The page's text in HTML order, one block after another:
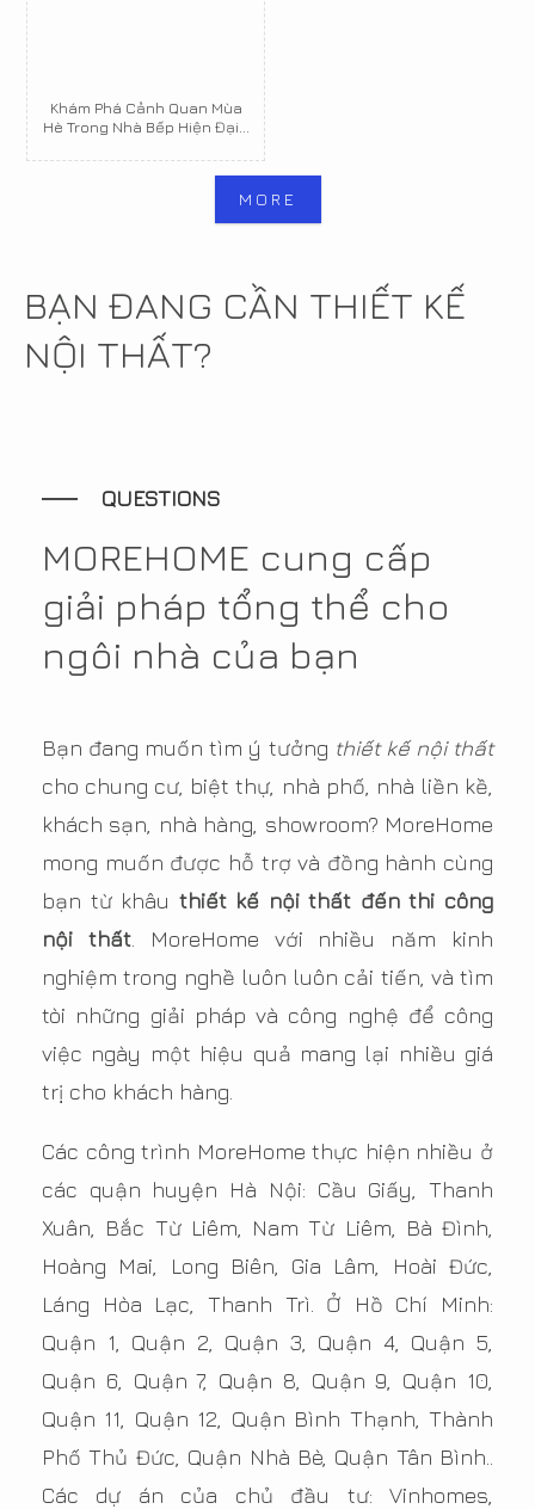
Khám Phá Cảnh Quan Mùa
Hè Trong Nhà Bếp Hiện Đại...
MORE
BẠN ĐANG CẦN THIẾT KẾ
NỘI THẤT?
QUESTIONS
MOREHOME cung cấp
giải pháp tổng thể cho
ngôi nhà của bạn
Bạn đang muốn tìm ý tưởng thiết kế nội thất
cho chung cư, biệt thự, nhà phố, nhà liền kề,
khách sạn, nhà hàng, showroom? MoreHome
mong muốn được hỗ trợ và đồng hành cùng
bạn từ khâu thiết kế nội thất đến thi công
nội thất. MoreHome với nhiều năm kinh
nghiệm trong nghề luôn luôn cải tiến, và tìm
tòi những giải pháp và công nghệ để công
việc ngày một hiệu quả mang lại nhiều giá
trị cho khách hàng.
Các công trình MoreHome thực hiện nhiều ở
các quận huyện Hà Nội: Cầu Giấy, Thanh
Xuân, Bắc Từ Liêm, Nam Từ Liêm, Bà Đình,
Hoàng Mai, Long Biên, Gia Lâm, Hoài Đức,
Láng Hòa Lạc, Thanh Trì. Ở Hồ Chí Minh:
Quận 1, Quận 2, Quận 3, Quận 4, Quận 5,
Quận 6, Quận 7, Quận 8, Quận 9, Quận 10,
Quận 11, Quận 12, Quận Bình Thạnh, Thành
Phố Thủ Đức, Quận Nhà Bè, Quận Tân Bình..
Các dự án của chủ đầu tư: Vinhomes,